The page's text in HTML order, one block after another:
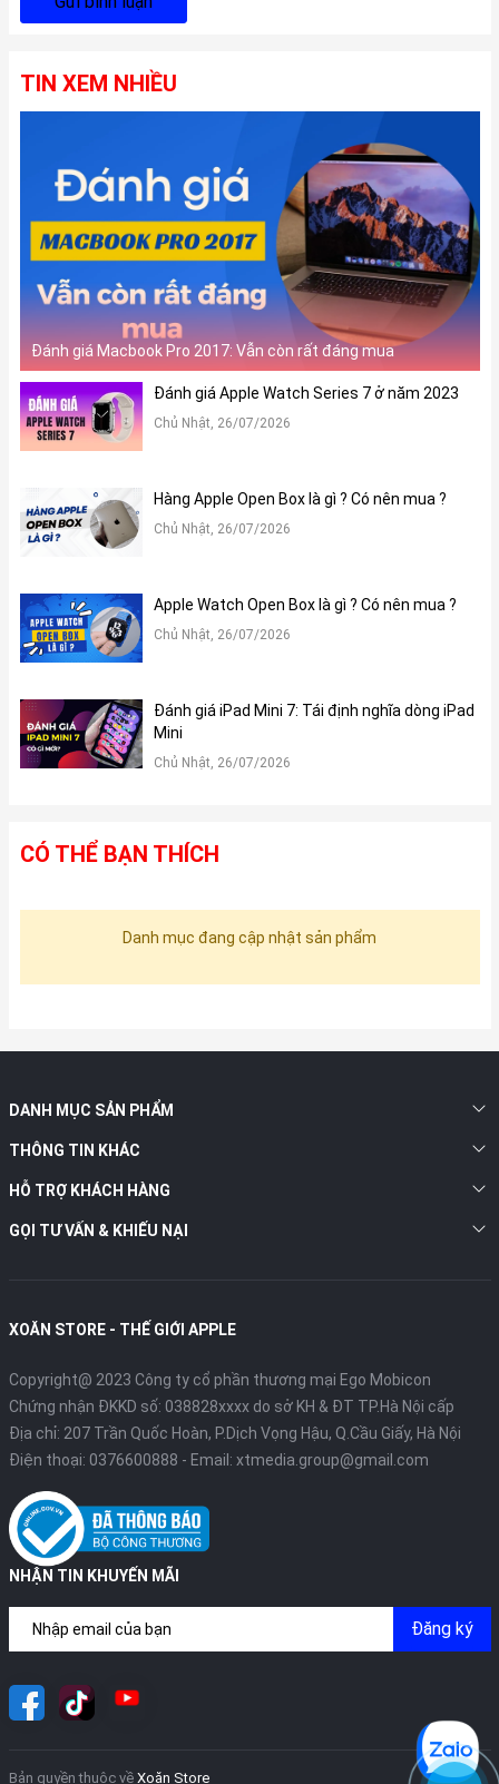
TIN XEM NHIỀU
Đánh giá Macbook Pro 2017: Vẫn còn rất đáng mua
Đánh giá Apple Watch Series 7 ở năm 2023
Chủ Nhật, 26/07/2026
Hàng Apple Open Box là gì ? Có nên mua ?
Chủ Nhật, 26/07/2026
Apple Watch Open Box là gì ? Có nên mua ?
Chủ Nhật, 26/07/2026
Đánh giá iPad Mini 7: Tái định nghĩa dòng iPad
Mini
Chủ Nhật, 26/07/2026
CÓ THỂ BẠN THÍCH
Danh mục đang cập nhật sản phẩm
DANH MỤC SẢN PHẨM
THÔNG TIN KHÁC
HỖ TRỢ KHÁCH HÀNG
GỌI TƯ VẤN & KHIẾU NẠI
XOĂN STORE - THẾ GIỚI APPLE
Copyright@ 2023 Công ty cổ phần thương mại Ego Mobicon
Chứng nhận ĐKKD số: 038828xxxx do sở KH & ĐT TP.Hà Nội cấp
Địa chỉ: 207 Trần Quốc Hoàn, P.Dịch Vọng Hậu, Q.Cầu Giấy, Hà Nội
Điện thoại: 0376600888 - Email: xtmedia.group@gmail.com
NHẬN TIN KHUYẾN MÃI
Đăng ký
Bản quyền thuộc về Xoăn Store